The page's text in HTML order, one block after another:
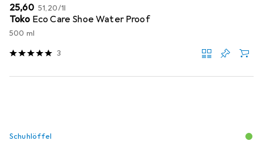
EUR
25,60 EUR
51,20/1l
Toko Eco Care Shoe Water Proof
500 ml
3
Schuhlöffel